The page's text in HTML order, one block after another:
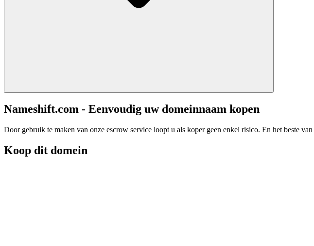
Nameshift.com - Eenvoudig uw domeinnaam kopen
Door gebruik te maken van onze escrow service loopt u als koper geen enkel risico. En het beste
Koop dit domein